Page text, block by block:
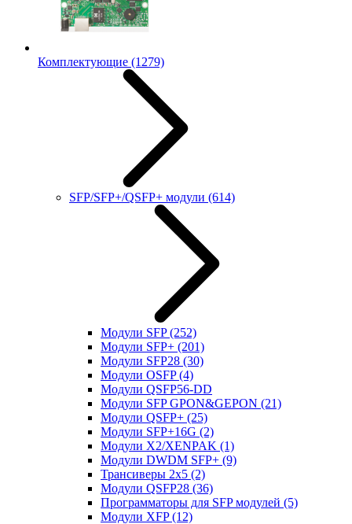
Комплектующие (1279)
SFP/SFP+/QSFP+ модули (614)
Модули SFP(252)
Модули SFP+ (201)
Модули SFP28 (30)
Модули OSFP(4)
Модули QSFP56-DD
Модули SFP GPON&GEPON (21)
Модули QSFP+ (25)
Модули SFP+16G (2)
Модули X2/XENPAK (1)
Модули DWDM SFP+ (9)
Трансиверы 2x5 (2)
Модули QSFP28 (36)
Программаторы для SFP модулей (5)
Модули XFP(12)